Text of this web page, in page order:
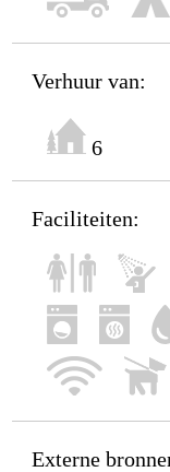
Verhuur van:
6
Faciliteiten:
Externe